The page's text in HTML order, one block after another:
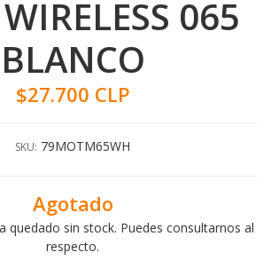
065
BLANCO
$27.700 CLP
SKU: 79MOTM65WH
Agotado
quedado sin stock. Puedes consultarnos al
respecto.